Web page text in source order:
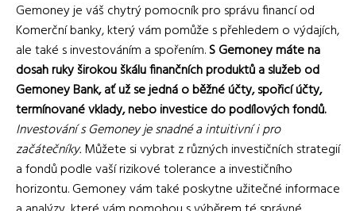
Gemoney je váš chytrý pomocník pro správu financí od
Komerční banky, který vám pomůže s přehledem o výdajích,
ale také s investováním a spořením.S Gemoney máte na
dosah ruky širokou škálu finančních produktů a služeb od
Gemoney Bank, ať už se jedná o běžné účty, spořicí účty,
termínované vklady, nebo investice do podílových fondů.
Investování s Gemoney je snadné a intuitivní i pro
začátečníky.Můžete si vybrat z různých investičních strategií
a fondů podle vaší rizikové tolerance a investičního
horizontu. Gemoney vám také poskytne užitečné informace